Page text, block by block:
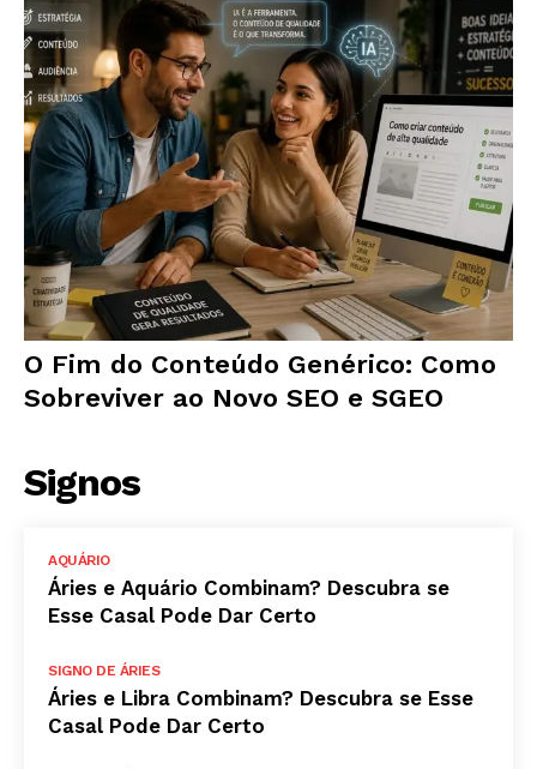
O Fim do Conteúdo Genérico: Como
Sobreviver ao Novo SEO e SGEO
Signos
AQUÁRIO
Áries e Aquário Combinam? Descubra se
Esse Casal Pode Dar Certo
SIGNO DE ÁRIES
Áries e Libra Combinam? Descubra se Esse
Casal Pode Dar Certo